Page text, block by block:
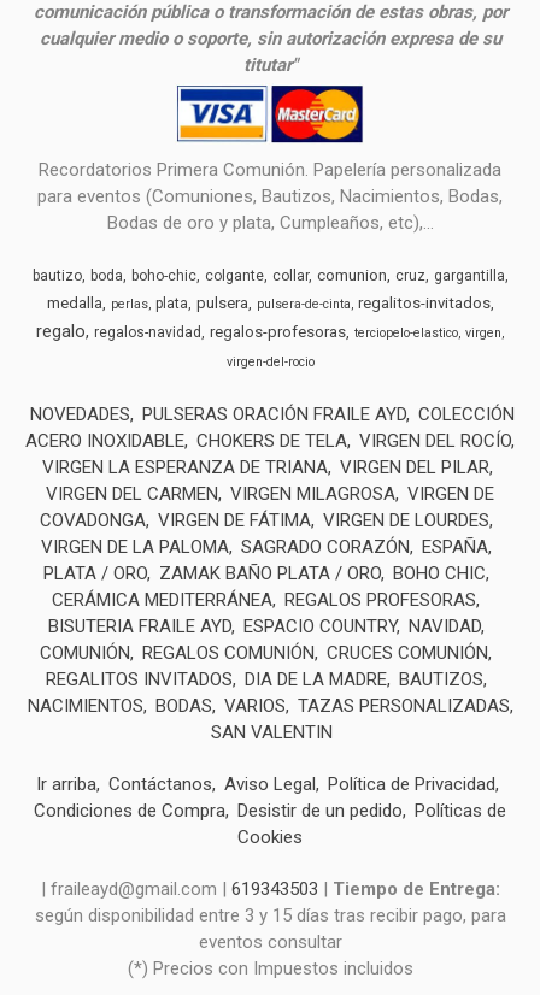
comunicación pública o transformación de estas obras, por
cualquier medio o soporte, sin autorización expresa de su
titutar"
Recordatorios Primera Comunión. Papelería personalizada
para eventos (Comuniones, Bautizos, Nacimientos, Bodas,
Bodas de oro y plata, Cumpleaños, etc),...
bautizo boda boho-chic colgante collar comunion cruz gargantilla
medalla perlas plata pulsera pulsera-de-cinta regalitos-invitados
regalo regalos-navidad regalos-profesoras terciopelo-elastico virgen
virgen-del-rocio
NOVEDADES PULSERAS ORACIÓN FRAILE AYD COLECCIÓN
ACERO INOXIDABLE CHOKERS DE TELA VIRGEN DEL ROCÍO
VIRGEN LA ESPERANZA DE TRIANA VIRGEN DEL PILAR
VIRGEN DEL CARMEN
VIRGEN MILAGROSA VIRGEN DE
COVADONGA VIRGEN DE FÁTIMA VIRGEN DE LOURDES
VIRGEN DE LA PALOMA SAGRADO CORAZÓN
ESPAÑA
PLATA / ORO
ZAMAK BAÑO PLATA / ORO
BOHO CHIC
CERÁMICA MEDITERRÁNEA
REGALOS PROFESORAS
BISUTERIA FRAILE AYD
ESPACIO COUNTRY
NAVIDAD
COMUNIÓN
REGALOS COMUNIÓN
CRUCES COMUNIÓN
REGALITOS INVITADOS
DIA DE LA MADRE
BAUTIZOS
NACIMIENTOS
BODAS VARIOS
TAZAS PERSONALIZADAS
SAN VALENTIN
Ir arriba Contáctanos Aviso Legal
Política de Privacidad
Condiciones de Compra
Desistir de un pedido
Políticas de
Cookies
| fraileayd@gmail.com | 619343503
Tiempo de Entrega:
según disponibilidad entre 3 y 15 días tras recibir pago, para
eventos consultar
(*) Precios con Impuestos incluidos